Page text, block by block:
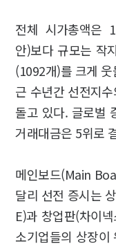
전체 시가총액은
안)보다 규모는 작
(1092개)를 크게
근 수년간 선전지
돌고 있다. 글로벌
거래대금은 5위로
메인보드(Main
달리 선전 증시는
E)과 창업판(차이
소기업들의 상장이